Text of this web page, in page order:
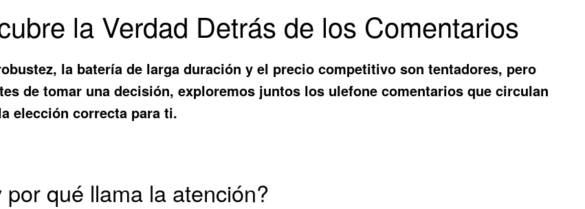
la Verdad Detrás de los Comentarios
la batería de larga duración y el precio competitivo son tentadores, pero
de tomar una decisión, exploremos juntos los ulefone comentarios que circulan
elección correcta para ti.
qué llama la atención?